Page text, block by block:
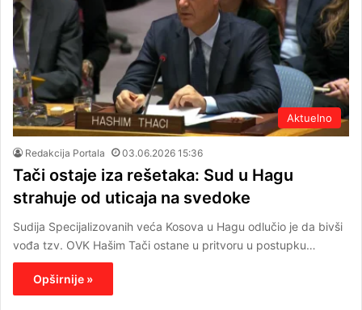
Aktuelno
Redakcija Portala 03.06.2026 15:36
Tači ostaje iza rešetaka: Sud u Hagu
strahuje od uticaja na svedoke
Sudija Specijalizovanih veća Kosova u Hagu odlučio je da bivši
vođa tzv. OVK Hašim Tači ostane u pritvoru u postupku…
Opširnije »